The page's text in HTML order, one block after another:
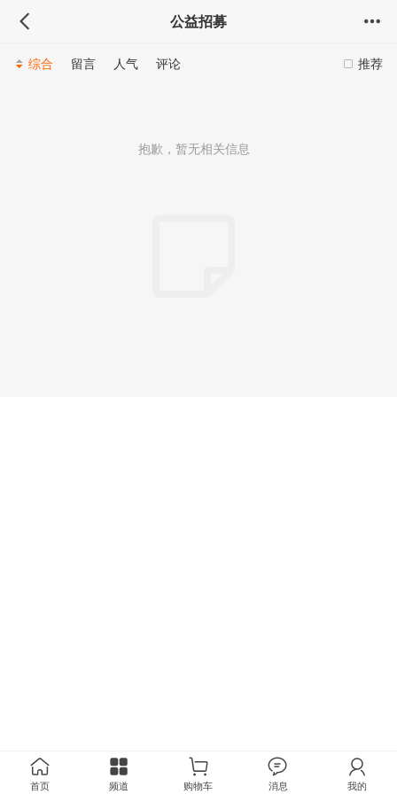
公益招募
推荐
综合 留言 人气 评论
抱歉，暂无相关信息
首页 频道 购物车 消息 我的